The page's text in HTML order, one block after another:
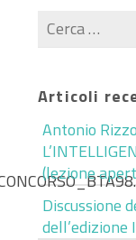
Cerca
per:
Articoli
Antonio
(lezione
Discussione